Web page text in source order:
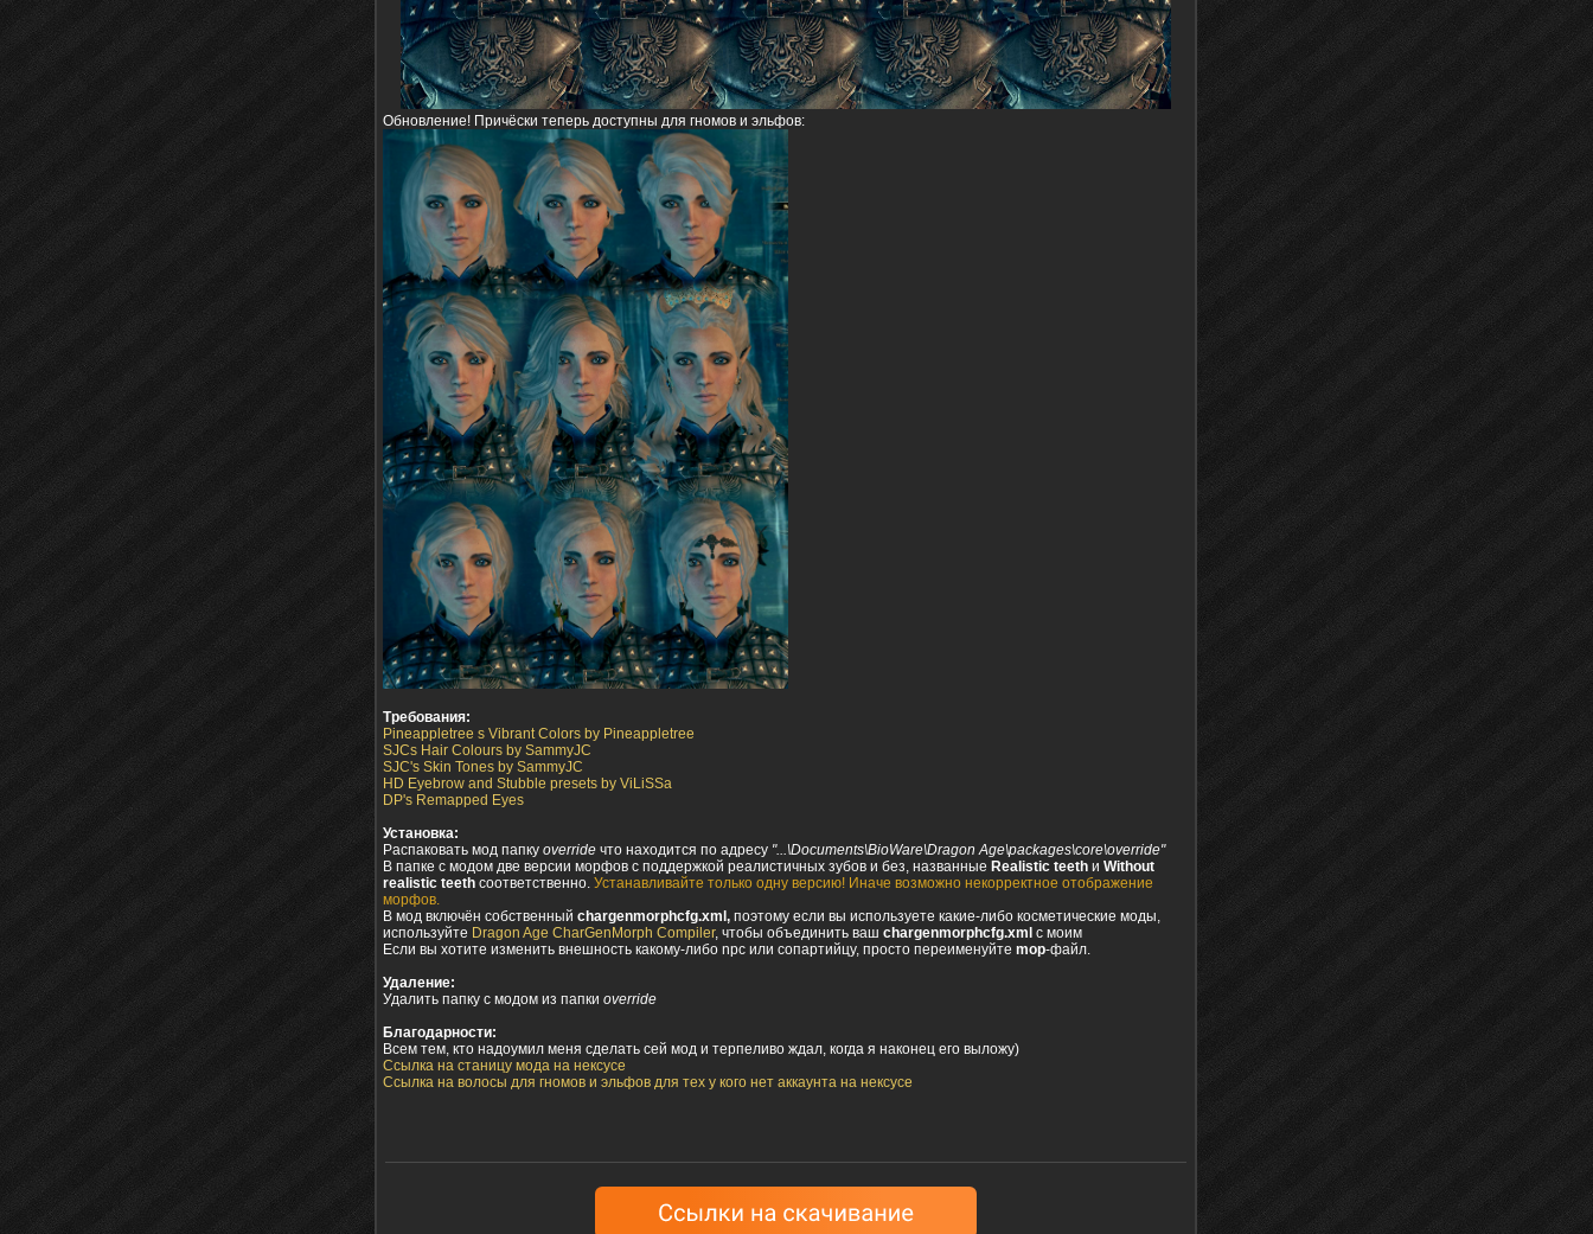
Обновление! Причёски теперь доступны для гномов и эльфов:
Требования:
Pineappletree s Vibrant Colors by Pineappletree
SJCs Hair Colours by SammyJC
SJC's Skin Tones by SammyJC
HD Eyebrow and Stubble presets by ViLiSSa
DP's Remapped Eyes
Установка:
Распаковать мод папку override что находится по адресу "...\Documents\BioWare\Dragon Age\packages\core\override"
В папке с модом две версии морфов с поддержкой реалистичных зубов и без, названные Realistic teeth и Without
realistic teeth соответственно. Устанавливайте только одну версию! Иначе возможно некорректное отображение
морфов.
В мод включён собственный chargenmorphcfg.xml, поэтому если вы используете какие-либо косметические моды,
используйте Dragon Age CharGenMorph Compiler, чтобы объединить ваш chargenmorphcfg.xml с моим
Если вы хотите изменить внешность какому-либо npc или сопартийцу, просто переименуйте mop-файл.
Удаление:
Удалить папку с модом из папки override
Благодарности:
Всем тем, кто надоумил меня сделать сей мод и терпеливо ждал, когда я наконец его выложу)
Ссылка на станицу мода на нексусе
Ссылка на волосы для гномов и эльфов для тех у кого нет аккаунта на нексусе